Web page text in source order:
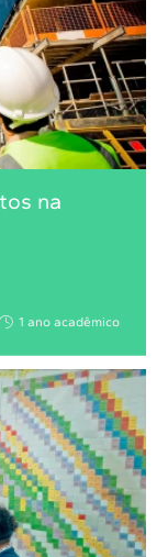
na
1 ano acadêmico